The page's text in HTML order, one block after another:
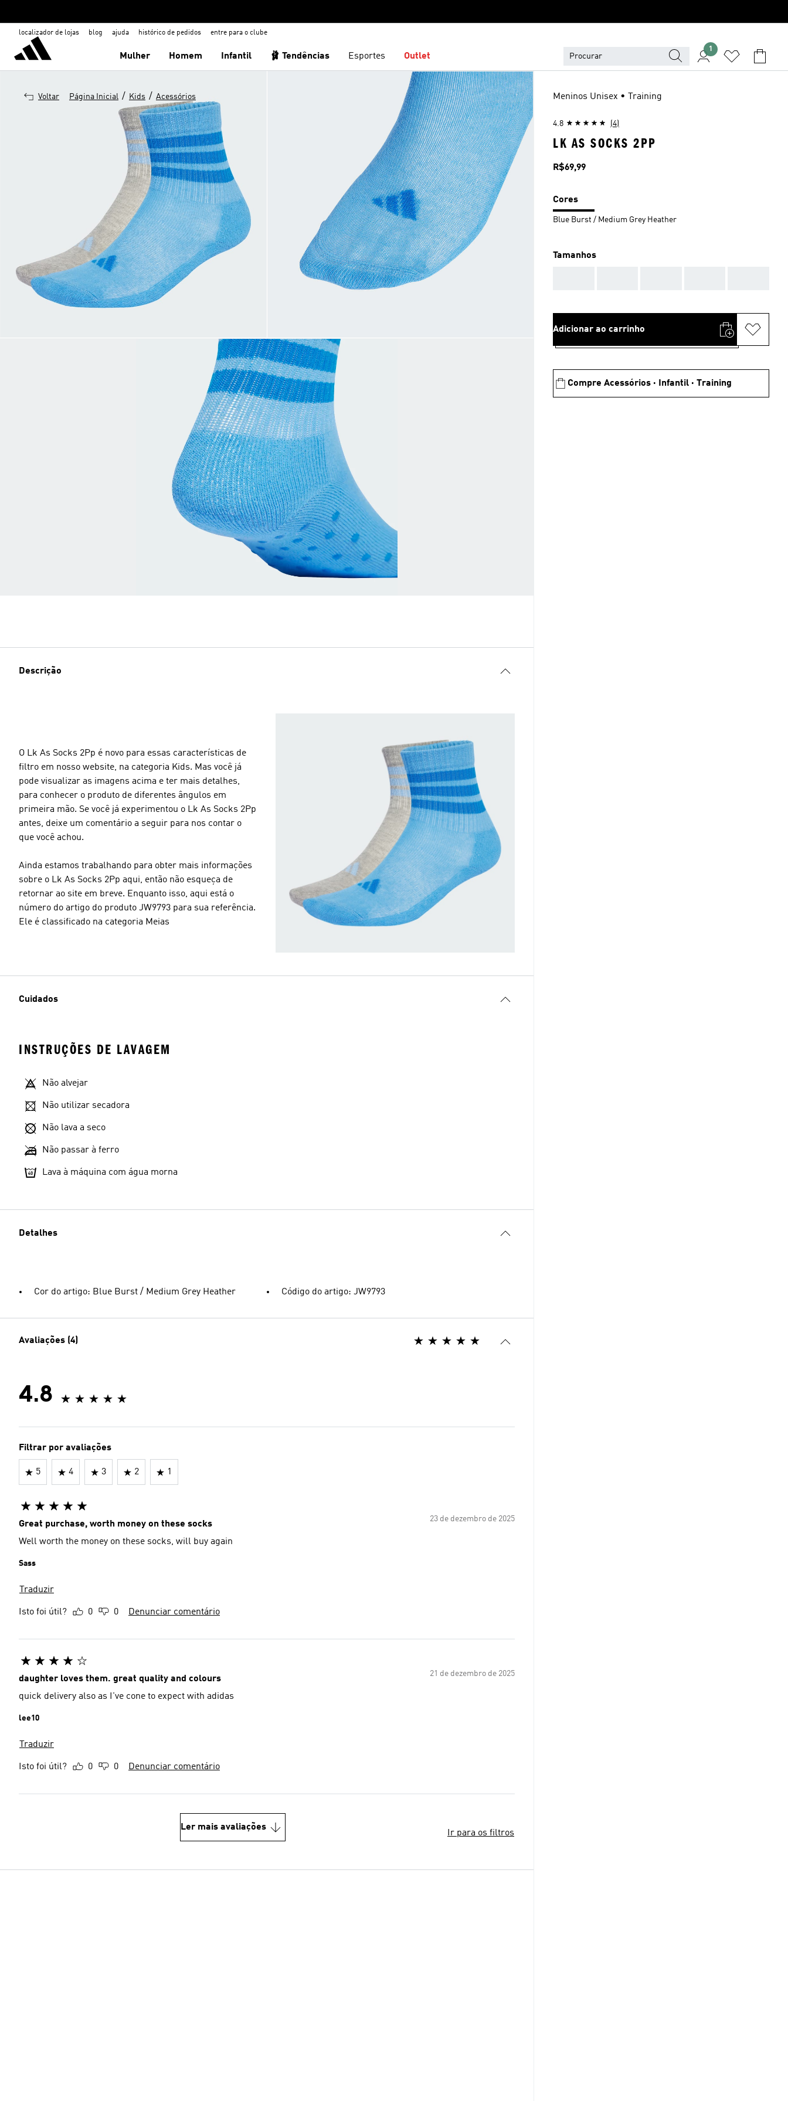
localizador de lojas blog ajuda histórico de pedidos entre para o clube
Mulher Homem Infantil 🩰 Tendências Esportes Outlet
1
Voltar Página Inicial / Kids / Acessórios
Descrição
O Lk As Socks 2Pp é novo para essas características de
filtro em nosso website, na categoria Kids. Mas você já
pode visualizar as imagens acima e ter mais detalhes,
para conhecer o produto de diferentes ângulos em
primeira mão. Se você já experimentou o Lk As Socks 2Pp
antes, deixe um comentário a seguir para nos contar o
que você achou.
Ainda estamos trabalhando para obter mais informações
sobre o Lk As Socks 2Pp aqui, então não esqueça de
retornar ao site em breve. Enquanto isso, aqui está o
número do artigo do produto JW9793 para sua referência.
Ele é classificado na categoria Meias
Cuidados
INSTRUÇÕES DE LAVAGEM
Não alvejar
Não utilizar secadora
Não lava a seco
Não passar à ferro
Lava à máquina com água morna
Detalhes
Cor do artigo: Blue Burst / Medium Grey Heather Código do artigo: JW9793
Avaliações (4)
4.8
Filtrar por avaliações
5 4 3 2 1
23 de dezembro de 2025
Great purchase, worth money on these socks
Well worth the money on these socks, will buy again
Sass
Traduzir
Isto foi útil? 0 0 Denunciar comentário
21 de dezembro de 2025
daughter loves them. great quality and colours
quick delivery also as I've cone to expect with adidas
lee10
Traduzir
Isto foi útil? 0 0 Denunciar comentário
Ler mais avaliações
Ir para os filtros
Meninos Unisex • Training
4.8 (4)
LK AS SOCKS 2PP
Preço
R$69,99
Cores
Blue Burst / Medium Grey Heather
Tamanhos
Adicionar ao carrinho
Compre Acessórios · Infantil · Training